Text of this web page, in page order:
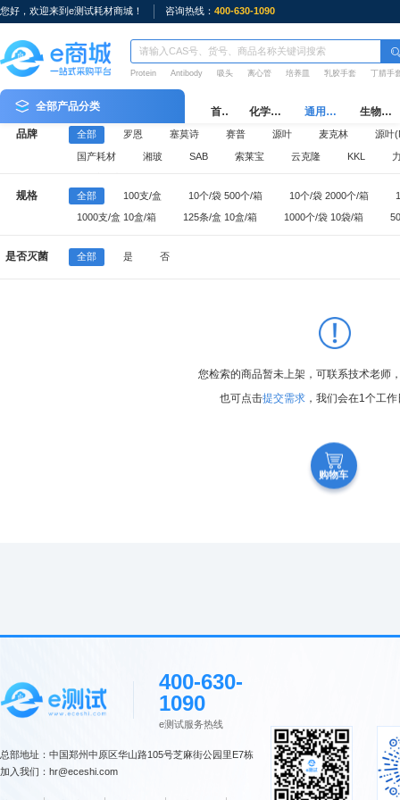
您好，欢迎来到e测试耗材商城！ 咨询热线： 400-630-1090
Protein Antibody 吸头 离心管 培养皿 乳胶手套 丁腈手
全部产品分类 首页 化学试剂 通用耗材 生物耗材
购物车
品牌 全部 罗恩 塞莫诗 赛普 源叶 麦克林 源叶
国产耗材 湘玻 SAB 索莱宝 云克隆 KKL
规格 全部 100支/盒 10个/袋 500个/箱 10个/袋 2000个/箱
1000支/盒 10盒/箱 125条/盒 10盒/箱 1000个/袋 10袋/箱
50个/袋 10袋/箱
是否灭菌 全部 是 否
您检索的商品暂未上架，可联系技术老师
也可点击提交需求，我们会在1个工作
400-630-
1090
e测试服务热线
总部地址：中国郑州中原区华山路105号芝麻街公园里E7栋
加入我们：hr@eceshi.com